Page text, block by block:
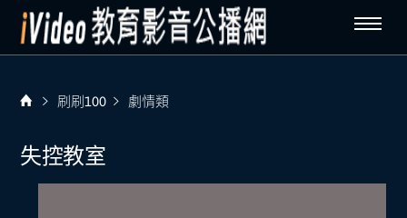
刷刷100 劇情類
失控教室